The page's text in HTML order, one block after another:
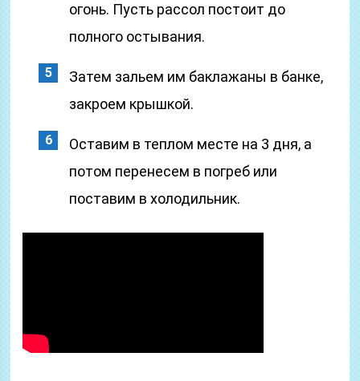
огонь. Пусть рассол постоит до
полного остывания.
Затем зальем им баклажаны в банке,
закроем крышкой.
Оставим в теплом месте на 3 дня, а
потом перенесем в погреб или
поставим в холодильник.